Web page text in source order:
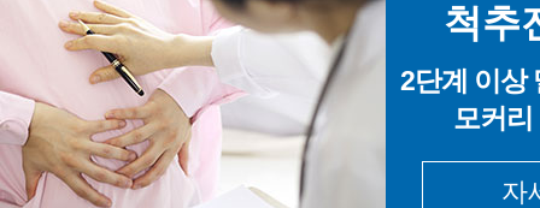
척추
2단계 이상
모커리
자